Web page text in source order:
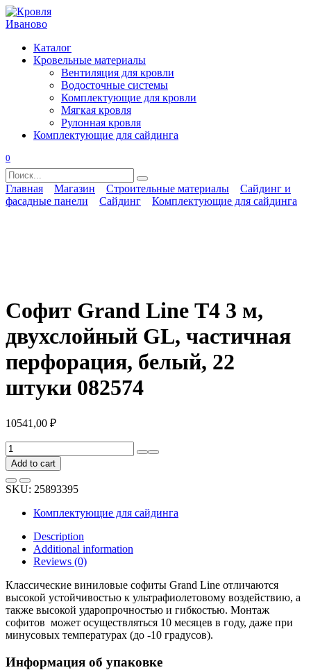
Перейти
к
Каталог
Кровельные материалы
Вентиляция для кровли
Водосточные системы
Комплектующие для кровли
Мягкая кровля
Рулонная кровля
Комплектующие для сайдинга
0
Search
for:
Главная Магазин Строительные материалы
Сайдинг и
фасадные панели
Сайдинг Комплектующие для сайдинга
Софит Grand Line Т4 3 м,
двухслойный GL, частичная
перфорация, белый, 22
штуки 082574
10541,00 ₽
Софит
Grand
Line
Т4
3
двухслойный
GL,
частичная
перфорация,
22
штуки
082574
quantity
Add to cart
SKU: 25893395
Комплектующие для сайдинга
Description
Additional information
Reviews (0)
Классические виниловые софиты Grand Line отличаются
высокой устойчивостью к ультрафиолетовому воздействию, а
также высокой ударопрочностью и гибкостью. Монтаж
софитов может осуществляться 10 месяцев в году, даже при
минусовых температурах (до -10 градусов).
Информация об упаковке